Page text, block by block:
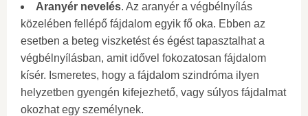
Aranyér nevelés. Az aranyér a végbélnyílás
közelében fellépő fájdalom egyik fő oka. Ebben az
esetben a beteg viszketést és égést tapasztalhat a
végbélnyílásban, amit idővel fokozatosan fájdalom
kísér. Ismeretes, hogy a fájdalom szindróma ilyen
helyzetben gyengén kifejezhető, vagy súlyos fájdalmat
okozhat egy személynek.